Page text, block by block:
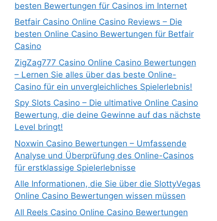
besten Bewertungen für Casinos im Internet
Betfair Casino Online Casino Reviews – Die
besten Online Casino Bewertungen für Betfair
Casino
ZigZag777 Casino Online Casino Bewertungen
– Lernen Sie alles über das beste Online-
Casino für ein unvergleichliches Spielerlebnis!
Spy Slots Casino – Die ultimative Online Casino
Bewertung, die deine Gewinne auf das nächste
Level bringt!
Noxwin Casino Bewertungen – Umfassende
Analyse und Überprüfung des Online-Casinos
für erstklassige Spielerlebnisse
Alle Informationen, die Sie über die SlottyVegas
Online Casino Bewertungen wissen müssen
All Reels Casino Online Casino Bewertungen